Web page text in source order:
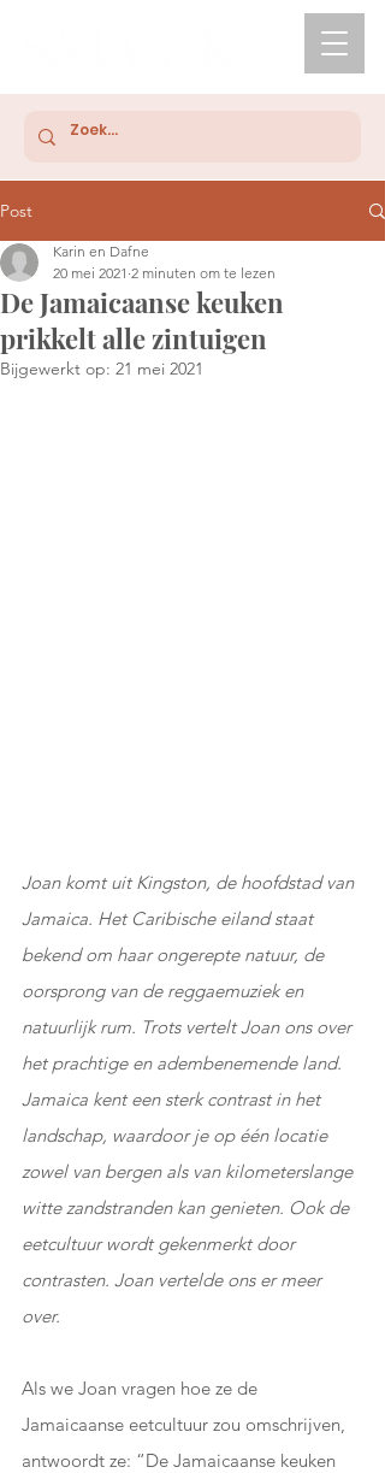
Post
De Jamaicaanse keuken
prikkelt alle zintuigen
Karin en Dafne
20 mei 2021 2 minuten om te lezen
Bijgewerkt op: 21 mei 2021
Joan komt uit Kingston, de hoofdstad van
Jamaica. Het Caribische eiland staat
bekend om haar ongerepte natuur, de
oorsprong van de reggaemuziek en
natuurlijk rum. Trots vertelt Joan ons over
het prachtige en adembenemende land.
Jamaica kent een sterk contrast in het
landschap, waardoor je op één locatie
zowel van bergen als van kilometerslange
witte zandstranden kan genieten. Ook de
eetcultuur wordt gekenmerkt door
contrasten. Joan vertelde ons er meer
over.
Als we Joan vragen hoe ze de
Jamaicaanse eetcultuur zou omschrijven,
antwoordt ze: “De Jamaicaanse keuken